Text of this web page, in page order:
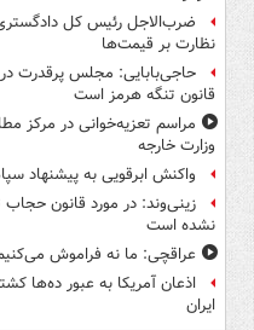
ضرب‌الاجل رئیس کل
نظارت بر قیمت‌ها
حاجی‌بابایی: مجلس پرقدرت
قانون تنگه هرمز است
مراسم تعزیه‌خوانی در مرکز
وزارت خارجه
واکنش ابرقویی به پیشنهاد
زینی‌وند: در مورد قانون حجاب
نشده است
عراقچی: ما نه فراموش
اذعان آمریکا به عبور ده‌ها
ایران